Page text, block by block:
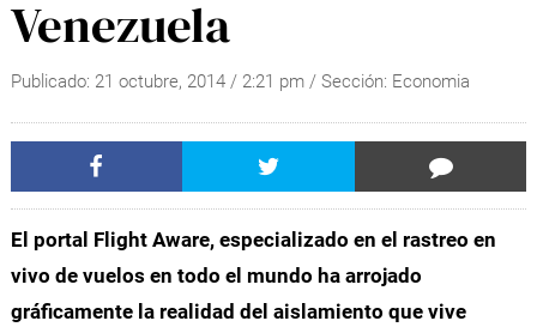
Venezuela
Publicado: 21 octubre, 2014/ 2:21 pm / Sección: Economia
El portal Flight Aware, especializado en el rastreo en
vivo de vuelos en todo el mundo ha arrojado
gráficamente la realidad del aislamiento que vive